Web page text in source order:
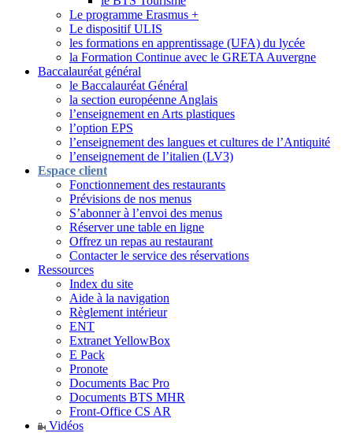
Le programme Erasmus +
Le dispositif ULIS
les formations en apprentissage (UFA) du lycée
la Formation Continue avec le GRETA Auvergne
Baccalauréat général
le Baccalauréat Général
la section européenne Anglais
l’enseignement en Arts plastiques
l’option EPS
l’enseignement des langues et cultures de l’Antiquité
l’enseignement de l’italien (LV3)
Espace client
Fonctionnement des restaurants
Prévisions de nos menus
S’abonner à l’envoi des menus
Réserver une table en ligne
Offrez un repas au restaurant
Contacter le service des réservations
Ressources
Index du site
Aide à la navigation
Règlement intérieur
ENT
Extranet YellowBox
E Pack
Pronote
Documents Bac Pro
Documents BTS MHR
Front-Office CS AR
Vidéos